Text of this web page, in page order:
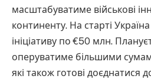
масштабуватиме військові
континенту. На старті
ініціативу по €50 млн.
оперуватиме більшими
які також готові доєднатися